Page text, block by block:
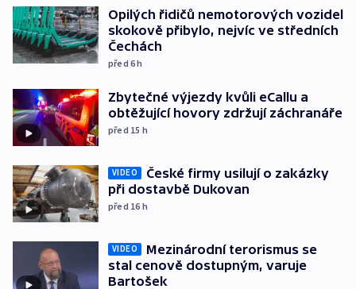
Opilých řidičů nemotorových vozidel
skokově přibylo, nejvíc ve středních
Čechách
před 6h
Zbytečné výjezdy kvůli eCallu a
obtěžující hovory zdržují záchranáře
před 15 h
VIDEO
České firmy usilují o zakázky
při dostavbě Dukovan
před 16 h
VIDEO
Mezinárodní terorismus se
stal cenově dostupným, varuje
Bartošek